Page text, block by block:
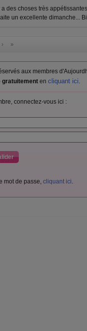
des choses très
un excellente dimanche...
»
aux membres
gratuitementen cliquant ici.
connectez-vous ici :
mot de passe, cliquant ici.